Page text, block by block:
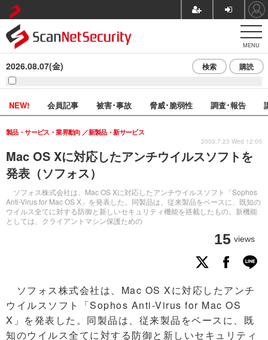
MENU
2026.08.07(金) 検索 購読
NEW! 会員記事 被害･事故 脅威･脆弱性 調査･報告
Mac OS Xに対応したアンチウイルスソフトを
発表（ソフォス）
ソフォス株式会社は、Mac OS Xに対応したアンチウイルスソフト「Sophos
Anti-Virus for Mac OS X」を発表した。同製品は、従来製品をベースに、既知の
ウイルス全てに対する防御と新しいセキュリティ機能を搭載したもの。新機能
としては、クライアントマシン保護ための
製品・サービス・業界動向 新製品・新サービス
15 views
2003.7.23 Wed 12:00
ソフォス株式会社は、Mac OS Xに対応したアンチ
ウイルスソフト「Sophos Anti-Virus for Mac OS
X」を発表した。同製品は、従来製品をベースに、既
知のウイルス全てに対する防御と新しいセキュリティ